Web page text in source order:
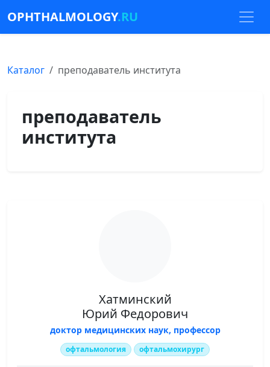
OPHTHALMOLOGY.RU
Каталог преподаватель института
преподаватель
института
Хатминский
Юрий Федорович
доктор медицинских наук, профессор
офтальмология офтальмохирург